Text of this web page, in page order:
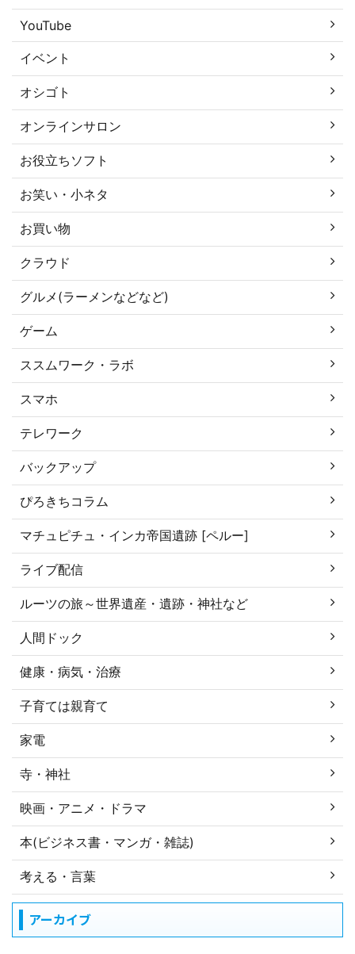
YouTube
イベント
オシゴト
オンラインサロン
お役立ちソフト
お笑い・小ネタ
お買い物
クラウド
グルメ(ラーメンなどなど)
ゲーム
ススムワーク・ラボ
スマホ
テレワーク
バックアップ
ぴろきちコラム
マチュピチュ・インカ帝国遺跡 [ペルー]
ライブ配信
ルーツの旅～世界遺産・遺跡・神社など
人間ドック
健康・病気・治療
子育ては親育て
家電
寺・神社
映画・アニメ・ドラマ
本(ビジネス書・マンガ・雑誌)
考える・言葉
アーカイブ